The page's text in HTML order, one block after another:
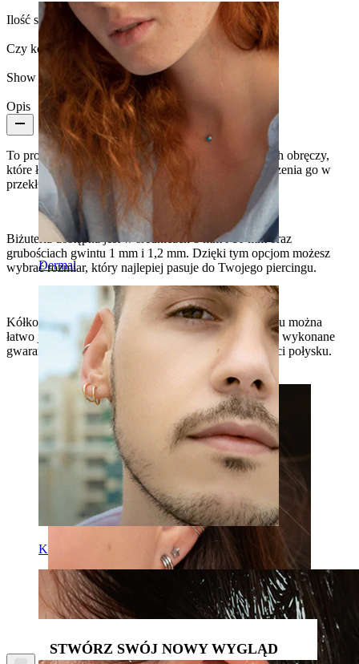
Dermal
Klipsy
Ilość sztuk:
Czy kolczyk jest powlekany?: Tak, w całości
Show pair option:Tak
Opis
To proste ale efektowne kółko zbudowane jest z trzech obręczy,
które łączą się w jeden element w momencie umieszczenia go w
przekłuciu.
Biżuteria dostępna jest w średnicach 8 mm i 10 mm oraz
grubościach gwintu 1 mm i 1,2 mm. Dzięki tym opcjom możesz
wybrać rozmiar, który najlepiej pasuje do Twojego piercingu.
Kółko wyposażone jest w mały zawias, dzięki któremu można
łatwo je założyć i zabezpieczyć, a tytan, z którego jest wykonane
gwarantuje, że będzie trwałe, hipoalergiczne i nie straci połysku.
STWÓRZ SWÓJ NOWY WYGLĄD